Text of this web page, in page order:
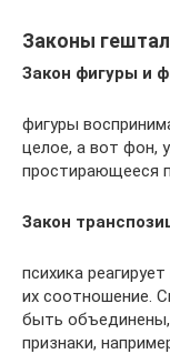
Законы
Закон фигуры и
фигуры
целое, а вот фон,
простирающееся
Закон
психика
их соотношение.
быть
признаки,